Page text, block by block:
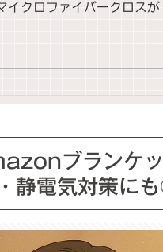
ロファイバークロス
ブランケ
静電気対策にも